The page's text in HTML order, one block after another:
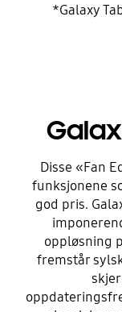
*Galaxy
Disse «Fan
funksjonene
god pris.
oppløsning
fremstår